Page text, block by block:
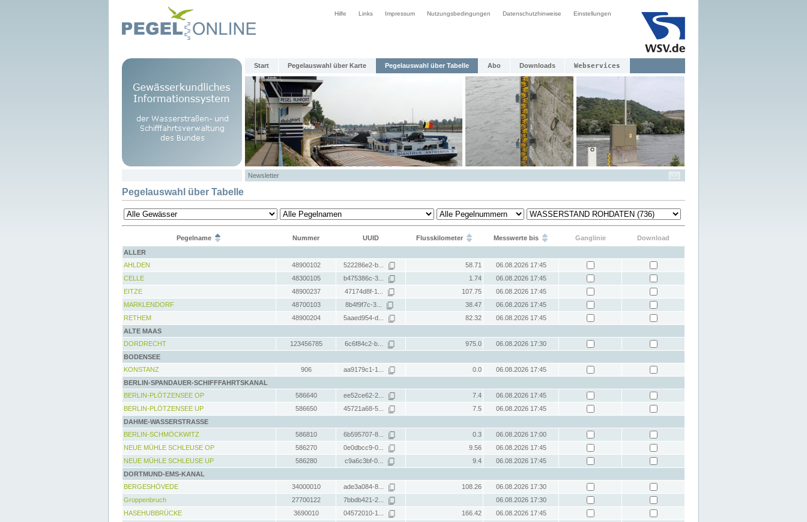
Hilfe Links Impressum Nutzungsbedingungen Datenschutzhinweise Einstellungen
Start Pegelauswahl über Karte Pegelauswahl über Tabelle Abo Downloads Webservices
Newsletter
Pegelauswahl über Tabelle
Pegelname Nummer UUID Flusskilometer Messwerte bis Ganglinie
Download
ALLER
AHLDEN
48900102 522286e2-b... 58.71
06.08.2026 17:45
CELLE
48300105 b475386c-3... 1.74
06.08.2026 17:45
EITZE
48900237 47174d8f-1... 107.75
06.08.2026 17:45
MARKLENDORF
48700103 8b4f9f7c-3... 38.47
06.08.2026 17:45
RETHEM
48900204 5aaed954-d... 82.32
06.08.2026 17:45
ALTE MAAS
DORDRECHT
123456785 6c6f84c2-b... 975.0
06.08.2026 17:30
BODENSEE
KONSTANZ
906 aa9179c1-1... 0.0
06.08.2026 17:45
BERLIN-SPANDAUER-SCHIFFFAHRTSKANAL
BERLIN-PLÖTZENSEE OP
586640 ee52ce62-2... 7.4
06.08.2026 17:45
BERLIN-PLÖTZENSEE UP
586650 45721a68-5... 7.5
06.08.2026 17:45
DAHME-WASSERSTRASSE
BERLIN-SCHMÖCKWITZ
586810 6b595707-8... 0.3
06.08.2026 17:00
NEUE MÜHLE SCHLEUSE OP
586270 0e0dbcc9-0... 9.56
06.08.2026 17:45
NEUE MÜHLE SCHLEUSE UP
586280 c9a6c3bf-0... 9.4
06.08.2026 17:45
DORTMUND-EMS-KANAL
BERGESHÖVEDE
34000010 ade3a084-8... 108.26
06.08.2026 17:30
Groppenbruch
27700122 7bbdb421-2...
06.08.2026 17:30
HASEHUBBRÜCKE
3690010 04572010-1... 166.42
06.08.2026 17:45